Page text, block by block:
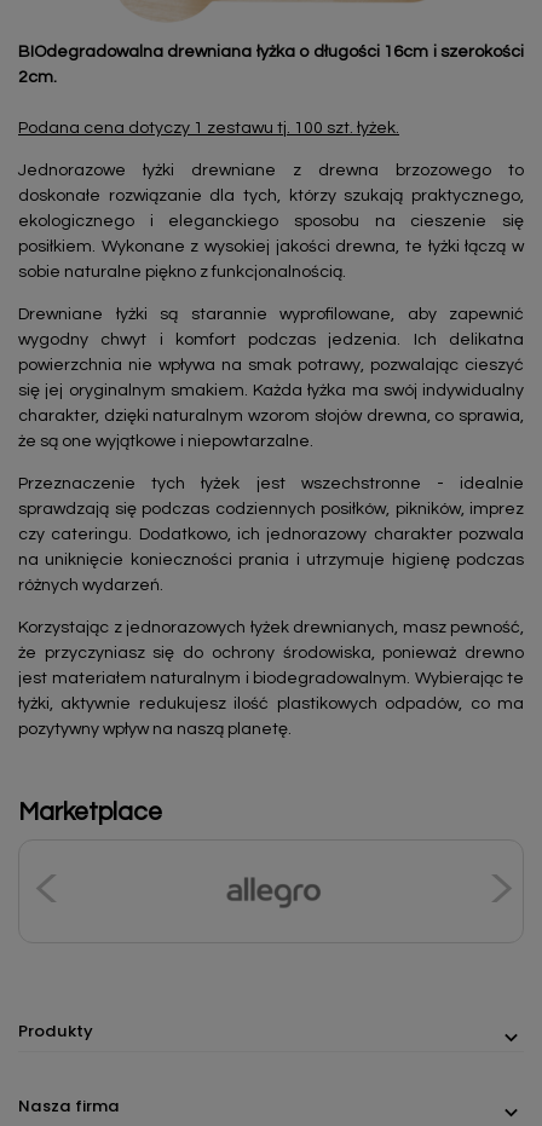
BIOdegradowalna drewniana łyżka o długości 16cm i szerokości
2cm.
Podana cena dotyczy 1 zestawu tj. 100 szt. łyżek.
Jednorazowe łyżki drewniane z drewna brzozowego to
doskonałe rozwiązanie dla tych, którzy szukają praktycznego,
ekologicznego i eleganckiego sposobu na cieszenie się
posiłkiem. Wykonane z wysokiej jakości drewna, te łyżki łączą w
sobie naturalne piękno z funkcjonalnością.
Drewniane łyżki są starannie wyprofilowane, aby zapewnić
wygodny chwyt i komfort podczas jedzenia. Ich delikatna
powierzchnia nie wpływa na smak potrawy, pozwalając cieszyć
się jej oryginalnym smakiem. Każda łyżka ma swój indywidualny
charakter, dzięki naturalnym wzorom słojów drewna, co sprawia,
że są one wyjątkowe i niepowtarzalne.
Przeznaczenie tych łyżek jest wszechstronne - idealnie
sprawdzają się podczas codziennych posiłków, pikników, imprez
czy cateringu. Dodatkowo, ich jednorazowy charakter pozwala
na uniknięcie konieczności prania i utrzymuje higienę podczas
różnych wydarzeń.
Korzystając z jednorazowych łyżek drewnianych, masz pewność,
że przyczyniasz się do ochrony środowiska, ponieważ drewno
jest materiałem naturalnym i biodegradowalnym. Wybierając te
łyżki, aktywnie redukujesz ilość plastikowych odpadów, co ma
pozytywny wpływ na naszą planetę.
Marketplace
Produkty
Nasza firma